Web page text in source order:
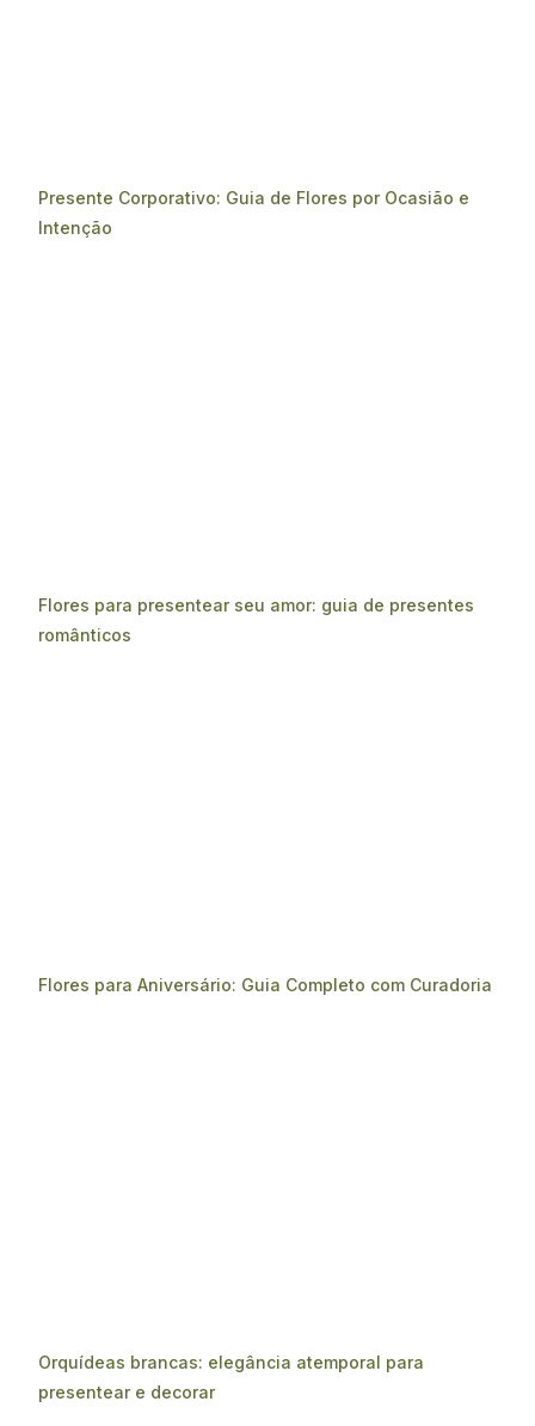
Presente Corporativo: Guia de Flores por Ocasião e
Intenção
Flores para presentear seu amor: guia de presentes
românticos
Flores para Aniversário: Guia Completo com Curadoria
Orquídeas brancas: elegância atemporal para
presentear e decorar